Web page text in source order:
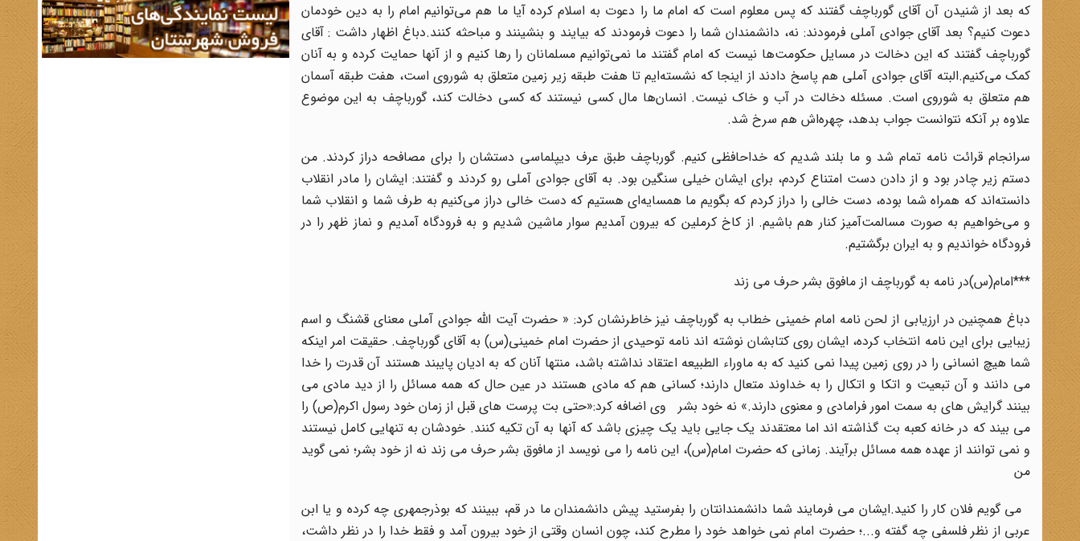
که بعد از شنیدن آن آقاى گورباچف گفتند که پس‌ معلوم است که امام ما را دعوت به اسلام کرده آیا ما هم مى‌توانیم امام را به دین خودمان
دعوت کنیم؟ بعد آقاى جوادى آملى فرمودند: نه، دانشمندان شما را دعوت فرمودند که بیایند و بنشینند و مباحثه کنند.دباغ اظهار داشت : آقاى
گورباچف گفتند که این دخالت در مسایل حکومت‌ها نیست که امام گفتند ما نمى‌توانیم مسلمانان را رها کنیم و از آنها حمایت کرده و به آنان
کمک مى‌کنیم.البته آقاى جوادى آملى هم پاسخ دادند از اینجا که نشسته‌ایم تا هفت طبقه زیر زمین متعلق به شوروى است، هفت طبقه آسمان
هم متعلق به شوروى است. مسئله دخالت در آب و خاک نیست. انسان‌ها مال کسى نیستند که کسى دخالت کند، گورباچف به این موضوع
علاوه بر آنکه نتوانست جواب بدهد، چهره‌اش هم سرخ شد.
سرانجام قرائت نامه تمام شد و ما بلند شدیم که خداحافظى کنیم. گورباچف طبق عرف دیپلماسى دستشان را براى مصافحه دراز کردند. من
دستم زیر چادر بود و از دادن دست امتناع کردم، براى ایشان خیلى سنگین بود. به آقاى جوادى آملى رو کردند و گفتند: ایشان را مادر انقلاب
دانسته‌اند که همراه شما بوده، دست خالى را دراز کردم که بگویم ما همسایه‌اى هستیم که دست خالى دراز مى‌کنیم به طرف شما و انقلاب شما
و مى‌خواهیم به صورت مسالمت‌آمیز کنار هم باشیم. از کاخ کرملین که بیرون آمدیم سوار ماشین شدیم و به فرودگاه آمدیم و نماز ظهر را در
فرودگاه خواندیم و به ایران برگشتیم.
***امام(س)در نامه به گورباچف از مافوق بشر حرف می زند
دباغ همچنین در ارزیابی از لحن نامه امام خمینی خطاب به گورباچف نیز خاطرنشان کرد: « حضرت آیت الله جوادی آملی معنای قشنگ و اسم
زیبایی برای این نامه انتخاب کرده، ایشان روی کتابشان نوشته اند نامه توحیدی از حضرت امام خمینی(س) به آقای گورباچف. حقیقت امر اینکه
شما هیچ انسانی را در روی زمین پیدا نمی کنید که به ماوراء الطبیعه اعتقاد نداشته باشد، منتها آنان که به ادیان پایبند هستند آن قدرت را خدا
می دانند و آن تبعیت و اتکا و اتکال را به خداوند متعال دارند؛ کسانی هم که مادی هستند در عین حال که همه مسائل را از دید مادی می
بینند گرایش های به سمت امور فرامادی و معنوی دارند.» نه خود بشر وی اضافه کرد:«حتی بت پرست های قبل از زمان خود رسول اکرم(ص) را
می بیند که در خانه کعبه بت گذاشته اند اما معتقدند یک جایی باید یک چیزی باشد که آنها به آن تکیه کنند. خودشان به تنهایی کامل نیستند
و نمی توانند از عهده همه مسائل برآیند. زمانی که حضرت امام(س)، این نامه را می نویسد از مافوق بشر حرف می زند نه از خود بشر؛ نمی گوید
من
می گویم فلان کار را کنید.ایشان می فرمایند شما دانشمندانتان را بفرستید پیش دانشمندان ما در قم، ببینند که بوذرجمهری چه کرده و یا ابن
عربی از نظر فلسفی چه گفته و...؛ حضرت امام نمی خواهد خود را مطرح کند، چون انسان وقتی از خود بیرون آمد و فقط خدا را در نظر داشت،